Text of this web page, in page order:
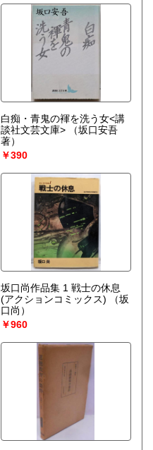
白痴・青鬼の褌を洗う女<講
談社文芸文庫>
（坂口安吾
著）
￥390
坂口尚作品集 1 戦士の休息
(アクションコミックス)
（坂
口尚）
￥960